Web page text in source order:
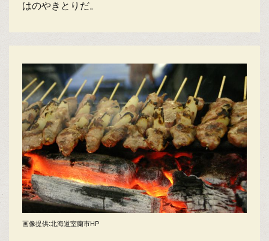
はのやきとりだ。
画像提供:北海道室蘭市HP